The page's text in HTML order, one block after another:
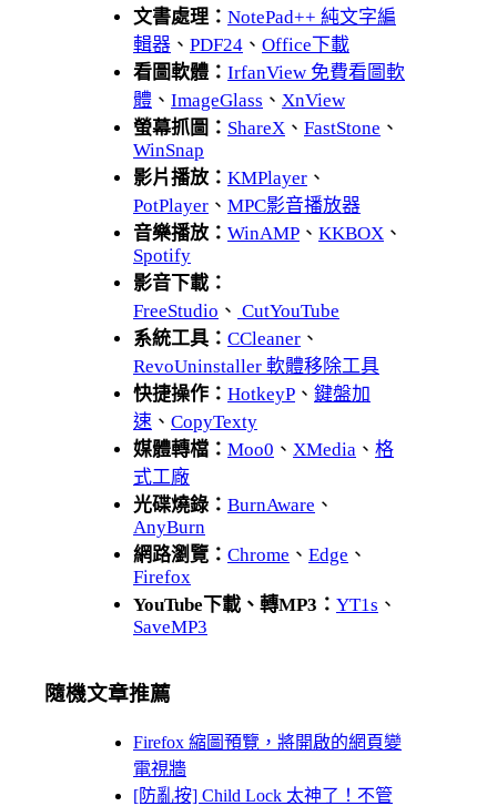
文書處理： NotePad++ 純文字編
輯器 、 PDF24 、 Office下載
看圖軟體： IrfanView 免費看圖軟
體 、 ImageGlass 、 XnView
螢幕抓圖： ShareX 、 FastStone 、
WinSnap
影片播放： KMPlayer 、
PotPlayer 、 MPC影音播放器
音樂播放： WinAMP 、 KKBOX 、
Spotify
影音下載：
FreeStudio 、 CutYouTube
系統工具： CCleaner 、
RevoUninstaller 軟體移除工具
快捷操作： HotkeyP 、 鍵盤加
速 、 CopyTexty
媒體轉檔： Moo0 、 XMedia 、 格
式工廠
光碟燒錄： BurnAware 、
AnyBurn
網路瀏覽： Chrome 、 Edge 、
Firefox
YouTube下載、轉MP3： YT1s 、
SaveMP3
隨機文章推薦
Firefox 縮圖預覽，將開啟的網頁變
電視牆
[防亂按] Child Lock 太神了！不管